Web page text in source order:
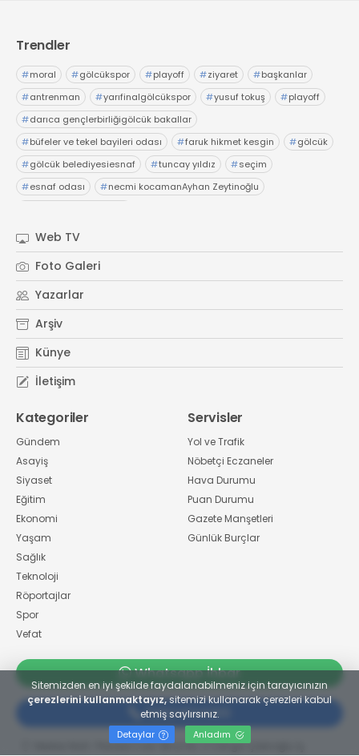
Trendler
#moral #gölcükspor #playoff #ziyaret #başkanlar
#antrenman #yarıfinalgölcükspor #yusuf tokuş #playoff
#darıca gençlerbirliğigölcük bakallar
#büfeler ve tekel bayileri odası #faruk hikmet kesgin #gölcük
#gölcük belediyesiesnaf #tuncay yıldız #seçim
#esnaf odası #necmi kocamanAyhan Zeytinoğlu
Web TV
Foto Galeri
Yazarlar
Arşiv
Künye
İletişim
Kategoriler
Gündem
Asayiş
Siyaset
Eğitim
Ekonomi
Yaşam
Sağlık
Teknoloji
Röportajlar
Spor
Vefat
Servisler
Yol ve Trafik
Nöbetçi Eczaneler
Hava Durumu
Puan Durumu
Gazete Manşetleri
Günlük Burçlar
Whatsapp İhbar
02624134300
Merkez Mah. Preveze Cad. Bina No: 2 Cengiz Çakıroğlu İş
Sitemizden en iyi şekilde faydalanabilmeniz için tarayıcınızın
çerezlerini kullanmaktayız,sitemizi kullanarak çerezleri kabul
etmiş saylırsınız.
Detaylar Anladım